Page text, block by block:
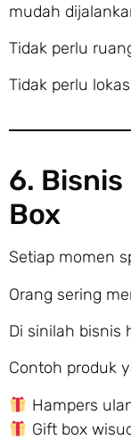
mudah
Tidak perlu
Tidak perlu
6.
Box
Setiap momen
Orang sering
Di sinilah bisnis
Contoh produk
Hampers
Gift box